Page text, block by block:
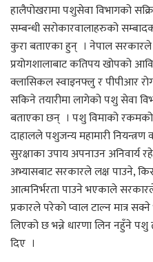
हालैपोखरामा पशुसेवा विभागको
सम्बन्धी सरोकारवालाहरुको
कुरा बताएका हुन् । नेपाल सरकारले
प्रयोगशालाबाट कतिपय खोपको
क्लासिकल स्वाइनफ्लु र पीपीआर
सकिने तयारीमा लागेको पशु सेवा
बताएका छन् । पशु विमाको
दाहालले पशुजन्य महामारी
सुरक्षाका उपाय अपनाउन
अभ्यासबाट सरकारले लक्ष पाउने,
आत्मनिर्भरता पाउने भएकाले
प्रकारले परेको प्वाल टाल्न मात्र
लिएको छ भन्ने धारणा लिन नहुँने पशु
दिए ।